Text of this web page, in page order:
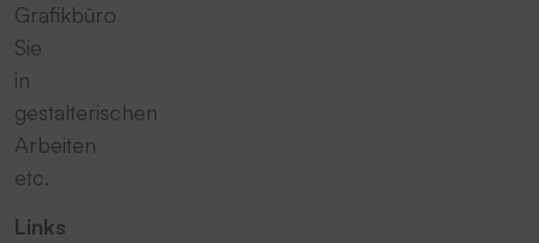
Grafikbüro
Sie
in
gestalterischen
Arbeiten
etc.
Links